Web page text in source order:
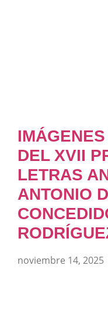
DEL XVII
LETRAS
ANTONIO
noviembre 14, 2025